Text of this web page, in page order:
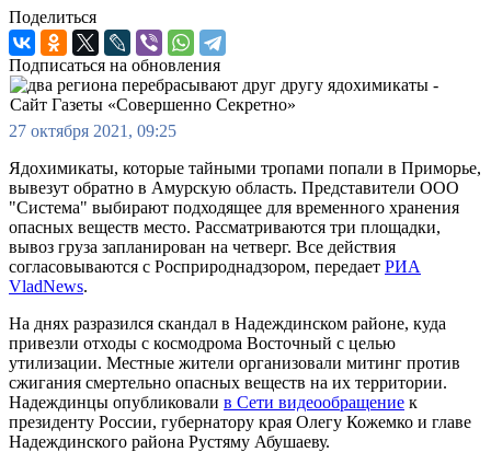
Поделиться
Подписаться на обновления
27 октября 2021, 09:25
Ядохимикаты, которые тайными тропами попали в Приморье,
вывезут обратно в Амурскую область. Представители ООО
"Система" выбирают подходящее для временного хранения
опасных веществ место. Рассматриваются три площадки,
вывоз груза запланирован на четверг. Все действия
согласовываются с Росприроднадзором, передает РИА
VladNews.
На днях разразился скандал в Надеждинском районе, куда
привезли отходы с космодрома Восточный с целью
утилизации. Местные жители организовали митинг против
сжигания смертельно опасных веществ на их территории.
Надеждинцы опубликовали в Сети видеообращение к
президенту России, губернатору края Олегу Кожемко и главе
Надеждинского района Рустяму Абушаеву.